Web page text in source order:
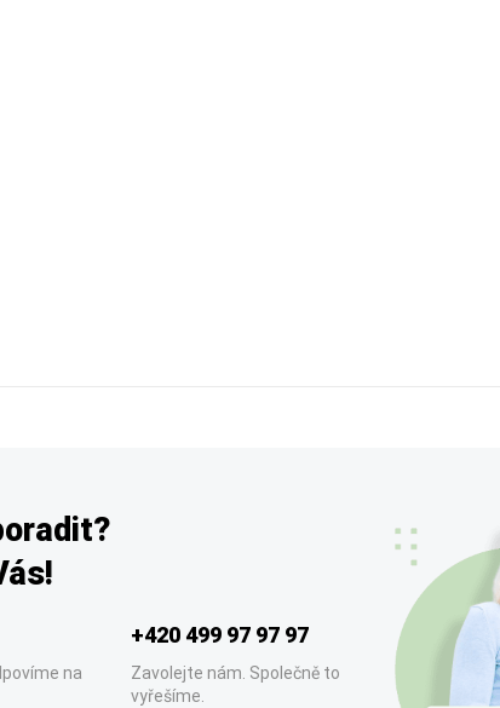
na
+420 499 97 97 97
Zavolejte nám. Společně to
vyřešíme.